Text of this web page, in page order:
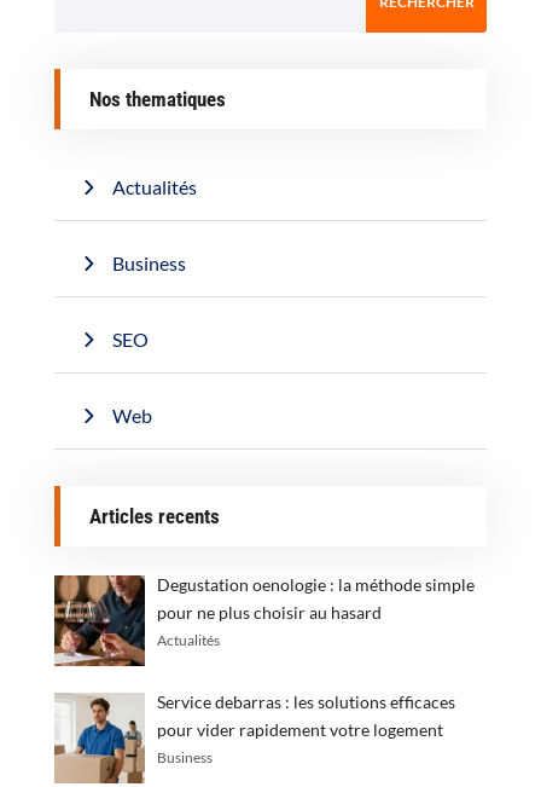
Nos thematiques
Actualités
Business
SEO
Web
Articles recents
Degustation oenologie : la méthode simple
pour ne plus choisir au hasard
Actualités
Service debarras : les solutions efficaces
pour vider rapidement votre logement
Business